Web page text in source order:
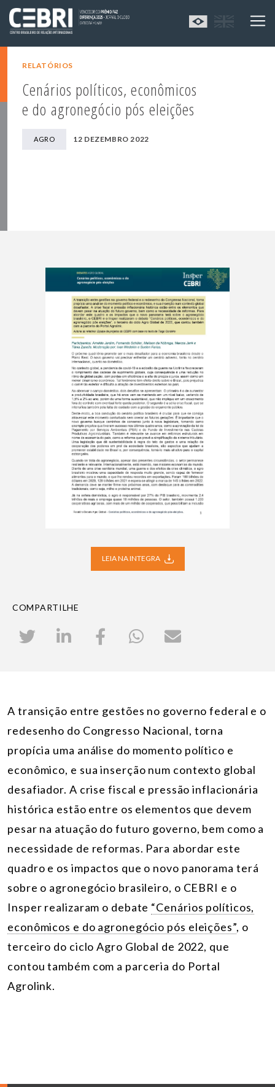
RELATÓRIOS
Cenários políticos, econômicos
e do agronegócio pós eleições
AGRO 12 DEZEMBRO 2022
LEIA NA INTEGRA
COMPARTILHE
A transição entre gestões no governo federal e o
redesenho do Congresso Nacional, torna
propícia uma análise do momento político e
econômico, e sua inserção num contexto global
desafiador. A crise fiscal e pressão inflacionária
histórica estão entre os elementos que devem
pesar na atuação do futuro governo, bem como a
necessidade de reformas. Para abordar este
quadro e os impactos que o novo panorama terá
sobre o agronegócio brasileiro, o CEBRI e o
Insper realizaram o debate “Cenários políticos,
econômicos e do agronegócio pós eleições”, o
terceiro do ciclo Agro Global de 2022, que
contou também com a parceria do Portal
Agrolink.